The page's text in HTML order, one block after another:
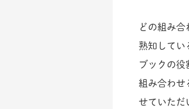
どの組み
熟知してい
ブックの役
組み合わせ
せていただ